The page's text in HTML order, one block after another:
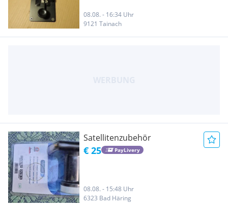
08.08. - 16:34 Uhr
9121 Tainach
Satellitenzubehör
€ 25 PayLivery
08.08. - 15:48 Uhr
6323 Bad Häring